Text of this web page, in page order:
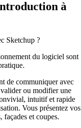
à
Sketchup ?
du logiciel sont
de communiquer avec
ou modifier une
intuitif et rapide
Vous présentez vos
façades et coupes.